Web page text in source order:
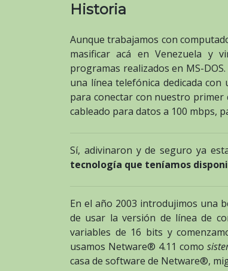
Historia
Aunque trabajamos con
masificar acá en Venezuela y
programas realizados en MS-DOS.
una línea telefónica dedicada
para conectar con nuestro primer
cableado para datos a 100 mbps,
Sí, adivinaron y de seguro ya
tecnología que teníamos
En el año 2003 introdujimos una
de usar la versión de línea de
variables de 16 bits y
usamos Netware® 4.11 como
casa de software de Netware®,